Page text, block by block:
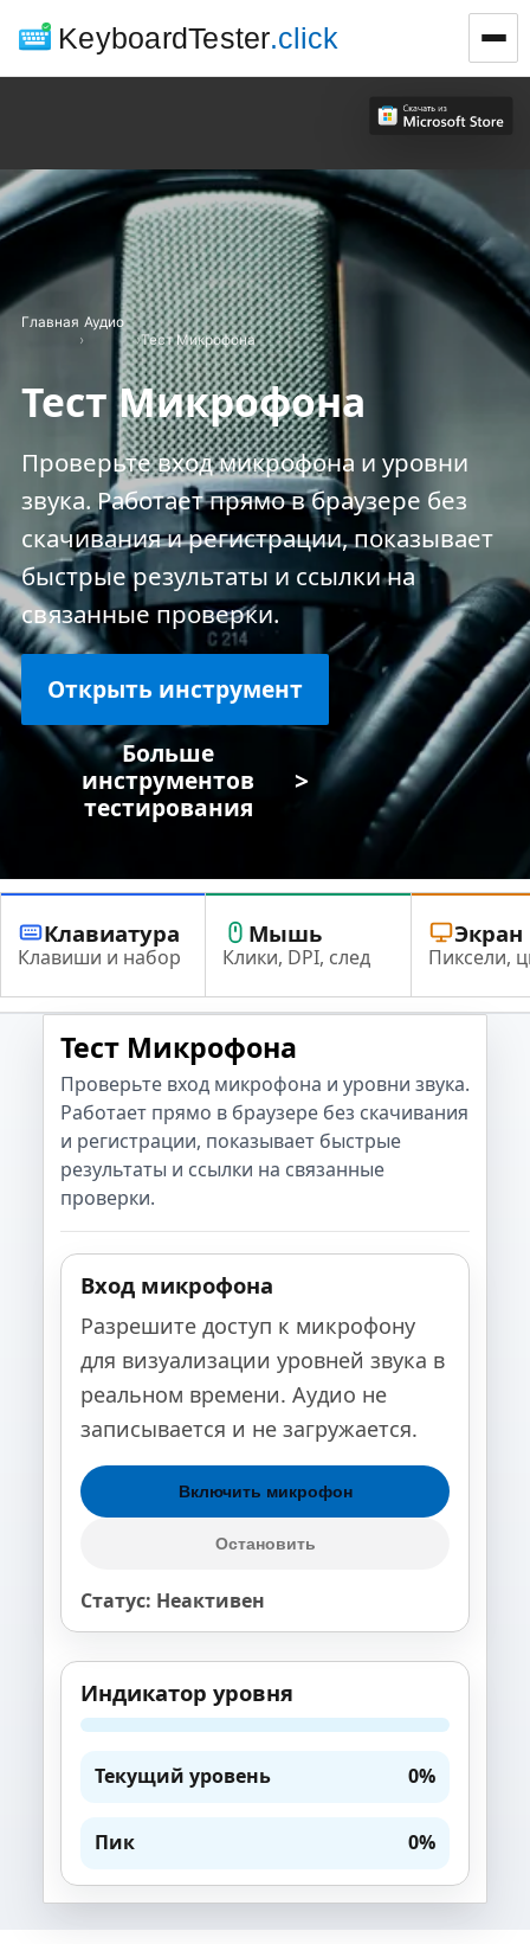
KeyboardTester.click
Главная
›
Аудио
›Тест Микрофона
Тест Микрофона
Проверьте вход микрофона и уровни
звука. Работает прямо в браузере без
скачивания и регистрации, показывает
быстрые результаты и ссылки на
связанные проверки.
Открыть инструмент
Больше
инструментов
тестирования
>
Клавиатура
Клавиши и набор
Мышь
Клики, DPI, след
Экран
Пиксели,
Тест Микрофона
Проверьте вход микрофона и уровни звука.
Работает прямо в браузере без скачивания
и регистрации, показывает быстрые
результаты и ссылки на связанные
проверки.
Вход микрофона
Разрешите доступ к микрофону
для визуализации уровней звука в
реальном времени. Аудио не
записывается и не загружается.
Включить микрофон
Остановить
Статус: Неактивен
Индикатор уровня
Текущий уровень 0%
Пик 0%